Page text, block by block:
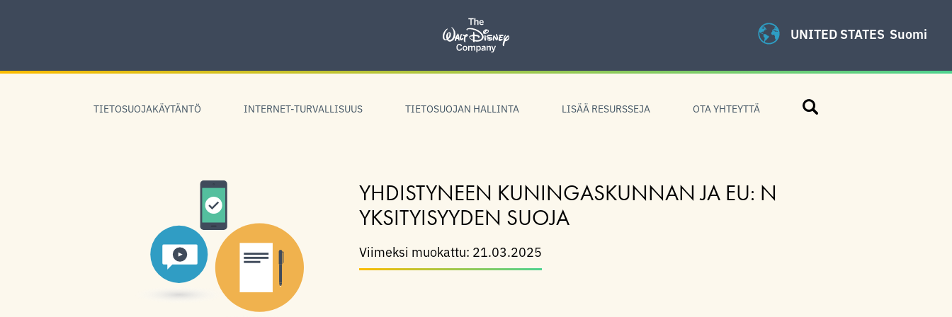
Skip
UNITED STATES Suomi
TIETOSUOJAKÄYTÄNTÖ INTERNET-TURVALLISUUS TIETOSUOJAN HALLINTA LISÄÄ RESURSSEJA OTA YHTEYTTÄ Hae
YHDISTYNEEN KUNINGASKUNNAN JA EU: N
YKSITYISYYDEN SUOJA
Viimeksi muokattu: 21.03.2025